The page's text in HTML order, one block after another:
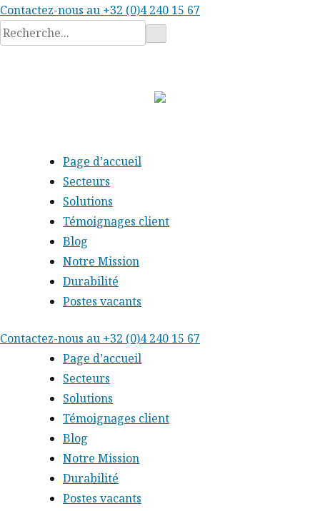
Contactez-nous au +32 (0)4 240 15 67
Rechercher
:
Page d’accueil
Secteurs
Solutions
Témoignages client
Blog
Notre Mission
Durabilité
Postes vacants
Skip
Contactez-nous au +32 (0)4 240 15 67
Page d’accueil
Secteurs
Solutions
Témoignages client
Blog
Notre Mission
Durabilité
Postes vacants